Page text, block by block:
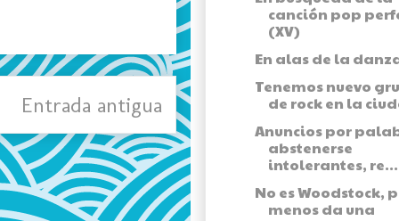
Entrada antigua
canción pop
(XV)
En alas de la
Tenemos nuevo
de rock en la
Anuncios por
abstenerse
intolerantes, re...
No es Woodstock,
menos da una